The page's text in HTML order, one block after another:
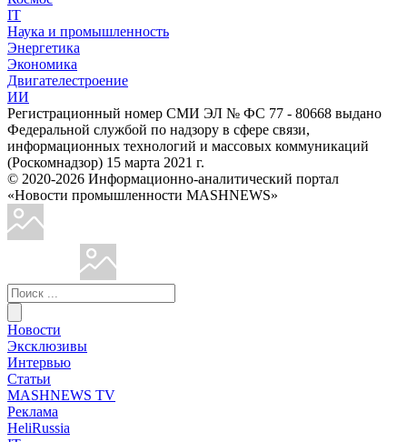
IT
Наука и промышленность
Энергетика
Экономика
Двигателестроение
ИИ
Регистрационный номер СМИ ЭЛ № ФС 77 - 80668 выдано
Федеральной службой по надзору в сфере связи,
информационных технологий и массовых коммуникаций
(Роскомнадзор) 15 марта 2021 г.
© 2020-2026 Информационно-аналитический портал
«Новости промышленности MASHNEWS»
Новости
Эксклюзивы
Интервью
Статьи
MASHNEWS TV
Реклама
HeliRussia